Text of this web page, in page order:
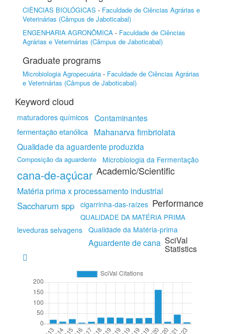
CIÊNCIAS BIOLÓGICAS - Faculdade de Ciências Agrárias e
Veterinárias (Câmpus de Jaboticabal)
ENGENHARIA AGRONÔMICA - Faculdade de Ciências
Agrárias e Veterinárias (Câmpus de Jaboticabal)
Graduate programs
Microbiologia Agropecuária - Faculdade de Ciências Agrárias
e Veterinárias (Câmpus de Jaboticabal)
Keyword cloud
maturadores químicos Contaminantes
fermentação etanólica Mahanarva fimbriolata
Qualidade da aguardente produzida
Composição da aguardente Microbiologia da Fermentação
cana-de-açúcar
Matéria prima x processamento industrial
Saccharum spp cigarrinha-das-raízes
QUALIDADE DA MATÉRIA PRIMA
leveduras selvagens Qualidade da Matéria-prima
Aguardente de cana
Academic/Scientific
Performance
SciVal
Statistics